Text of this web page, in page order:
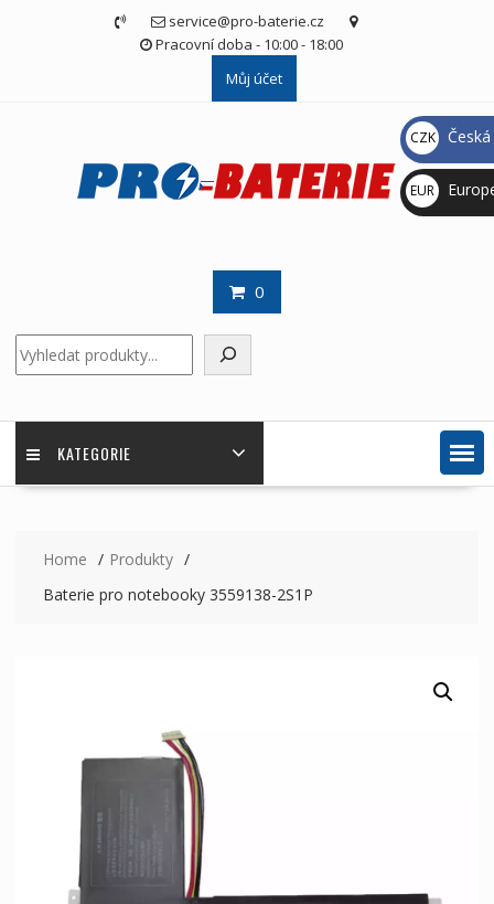
service@pro-baterie.cz
Pracovní doba - 10:00 - 18:00
Můj účet
0
KATEGORIE
Home
Produkty
Baterie pro notebooky 3559138-2S1P
CZK
Kč
EUR
€